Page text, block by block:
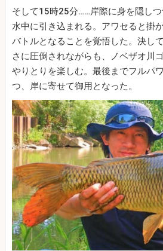
そして15時25分……岸際に身を隠し
水中に引き込まれる。アワセると掛
バトルとなることを覚悟した。決し
さに圧倒されながらも、ノベザオ川
やりとりを楽しむ。最後までフルパ
つ、岸に寄せて御用となった。